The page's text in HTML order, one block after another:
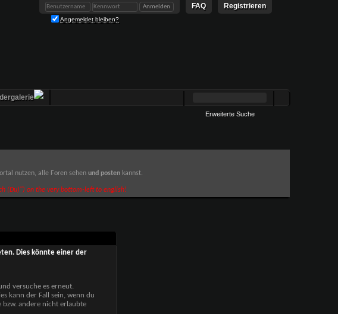
Registrieren
FAQ
Angemeldet bleiben?
Erweiterte Suche
nutzen, alle Foren sehenund posten kannst.
(Du)") on the very bottom-left to english!
Dies könnte einer der
versuche es erneut.
kann der Fall sein, wenn du
bzw. andere nicht erlaubte